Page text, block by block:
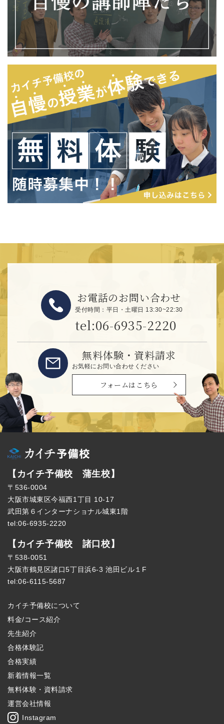
お電話のお問い合わせ
受付時間：平日・土曜日 13:30~22:30
tel:06-6935-2220
無料体験・資料請求
お気軽にお問い合わせください
フォームはこちら
【カイチ予備校 蒲生校】
〒536-0004
大阪市城東区今福西1丁目 10-17
武田第６インターナショナル城東1階
tel:06-6935-2220
【カイチ予備校 諸口校】
〒538-0051
大阪市鶴見区諸口5丁目浜6-3 池田ビル１F
tel:06-6115-5687
カイチ予備校について
料金/コース紹介
先生紹介
合格体験記
合格実績
新着情報一覧
無料体験・資料請求
運営会社情報
Instagram